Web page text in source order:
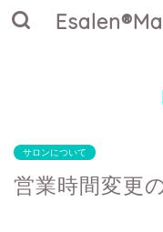
サロンについて
営業時間変更